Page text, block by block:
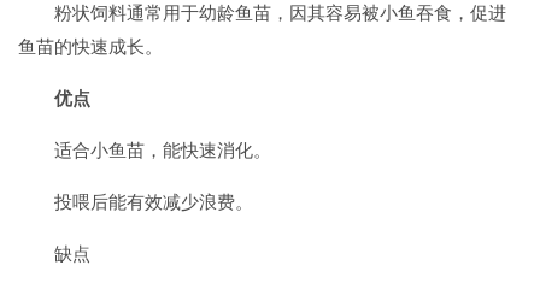
粉状饲料通常用于幼龄鱼苗，因其容易被小鱼吞食，促进
鱼苗的快速成长。
优点
适合小鱼苗，能快速消化。
投喂后能有效减少浪费。
缺点